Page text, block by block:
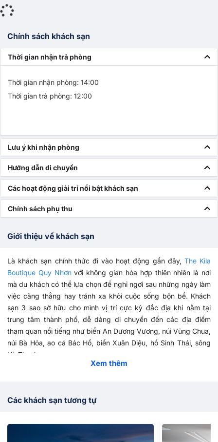
Chính sách khách sạn
Thời gian nhận trả phòng
Thời gian nhận phòng: 14:00
Thời gian trả phòng: 12:00
Lưu ý khi nhận phòng
Hướng dẫn di chuyển
Các hoạt động giải trí nổi bật khách sạn
Chính sách phụ thu
Giới thiệu về khách sạn
Là khách sạn chính thức đi vào hoạt động gần đây, The Kila
Boutique Quy Nhơnvới không gian hòa hợp thiên nhiên là nơi
mà du khách có thể lựa chọn để nghỉ ngơi sau những ngày làm
việc căng thẳng hay tránh xa khỏi cuộc sống bộn bề. Khách
sạn 3 sao sở hữu cho mình vị trí cực kỳ đắc địa khi nằm tại
trung tâm thành phố, dễ dàng di chuyển đến các địa điểm
tham quan nổi tiếng như biển An Dương Vương, núi Vũng Chua,
núi Bà Hỏa, ao cá Bác Hồ, biển Xuân Diệu, hồ Sinh Thái, sông
Hà Thanh,...
Nội thất mỗi phòng được thiết kế riêng, độc đáo với các thiết bị
Xem thêm
Các khách sạn tương tự